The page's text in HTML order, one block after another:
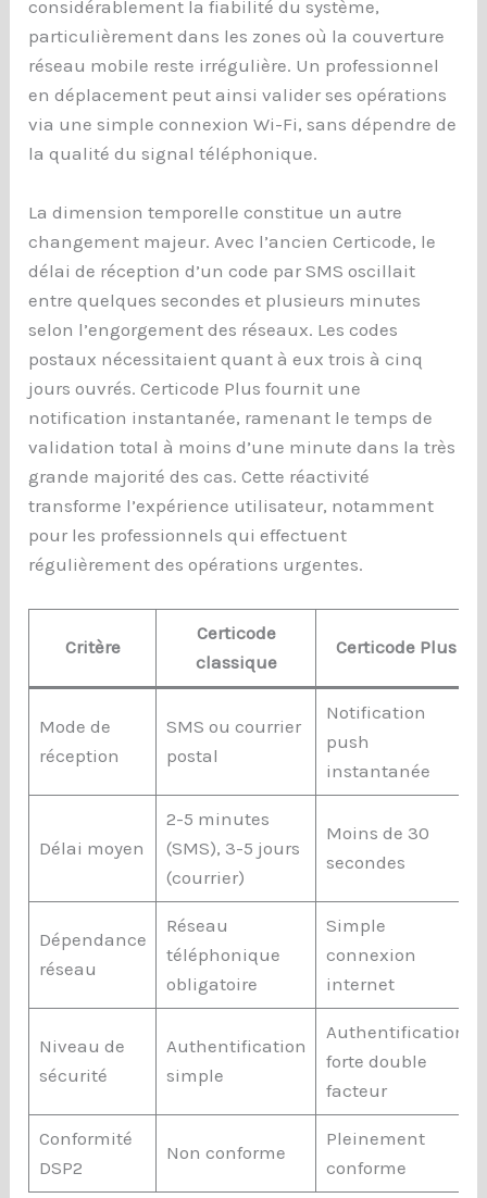
considérablement la fiabilité du système,
particulièrement dans les zones où la couverture
réseau mobile reste irrégulière. Un professionnel
en déplacement peut ainsi valider ses opérations
via une simple connexion Wi-Fi, sans dépendre de
la qualité du signal téléphonique.
La dimension temporelle constitue un autre
changement majeur. Avec l’ancien Certicode, le
délai de réception d’un code par SMS oscillait
entre quelques secondes et plusieurs minutes
selon l’engorgement des réseaux. Les codes
postaux nécessitaient quant à eux trois à cinq
jours ouvrés. Certicode Plus fournit une
notification instantanée, ramenant le temps de
validation total à moins d’une minute dans la très
grande majorité des cas. Cette réactivité
transforme l’expérience utilisateur, notamment
pour les professionnels qui effectuent
régulièrement des opérations urgentes.
Critère
Certicode
classique
Certicode Plus
Mode de
réception
SMS ou courrier
postal
Notification
push
instantanée
Délai moyen
2-5 minutes
(SMS), 3-5 jours
(courrier)
Moins de 30
secondes
Dépendance
réseau
Réseau
téléphonique
obligatoire
Simple
connexion
internet
Niveau de
sécurité
Authentification
simple
Authentification
forte double
facteur
Conformité
DSP2
Non conforme
Pleinement
conforme